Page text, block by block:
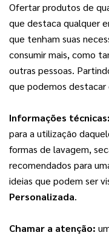
Ofertar produtos de
que destaca qualquer
que tenham suas
consumir mais, como
outras pessoas.
que podemos destacar
Informações técnicas:
para a utilização
formas de lavagem,
recomendados para
ideias que podem ser
Personalizada.
Chamar a atenção: